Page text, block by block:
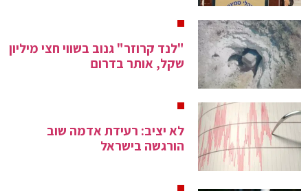
"לנד קרוזר" גנוב בשווי חצי מיליון
שקל, אותר בדרום
לא יציב: רעידת אדמה שוב
הורגשה בישראל